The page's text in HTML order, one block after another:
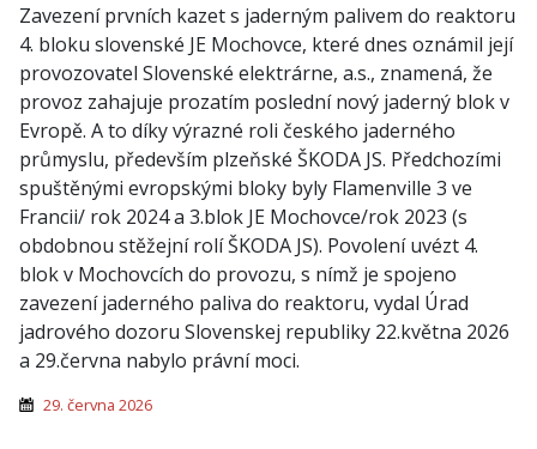
Zavezení prvních kazet s jaderným palivem do reaktoru
4. bloku slovenské JE Mochovce, které dnes oznámil její
provozovatel Slovenské elektrárne, a.s., znamená, že
provoz zahajuje prozatím poslední nový jaderný blok v
Evropě. A to díky výrazné roli českého jaderného
průmyslu, především plzeňské ŠKODA JS. Předchozími
spuštěnými evropskými bloky byly Flamenville 3 ve
Francii/ rok 2024 a 3.blok JE Mochovce/rok 2023 (s
obdobnou stěžejní rolí ŠKODA JS). Povolení uvézt 4.
blok v Mochovcích do provozu, s nímž je spojeno
zavezení jaderného paliva do reaktoru, vydal Úrad
jadrového dozoru Slovenskej republiky 22.května 2026
a 29.června nabylo právní moci.
29. června 2026